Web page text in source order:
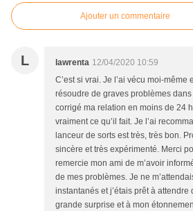
Ajouter un commentaire
L lawrenta 12/04/2020 10:59
C’est si vrai. Je l’ai vécu moi-même
résoudre de graves problèmes
corrigé ma relation en moins de 24
vraiment ce qu’il fait. Je l’ai
lanceur de sorts est très, très bon.
sincère et très expérimenté. Merci
remercie mon ami de m’avoir
de mes problèmes. Je ne
instantanés et j’étais prêt à
grande surprise et à mon